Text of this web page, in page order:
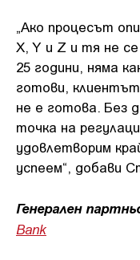
„Ако процесът
X, Y и Z и тя не
25 години, няма
готови,
не е готова. Без
точка на
удовлетворим
успеем“, добави
Генерален
Bank